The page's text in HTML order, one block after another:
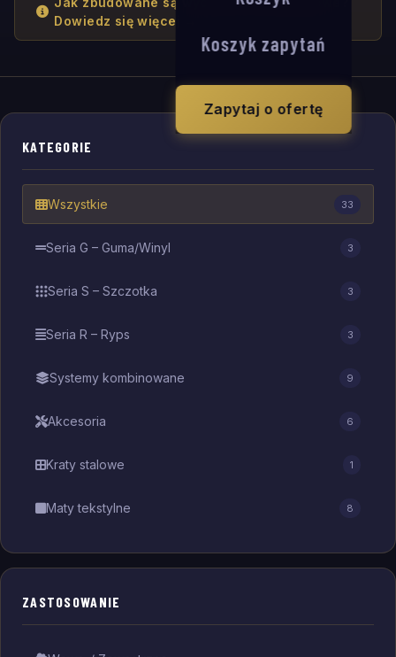
Koszyk zapytań
Zapytaj o ofertę
Dowiedz się więcej →
KATEGORIE
Wszystkie 33
Seria G – Guma/Winyl 3
Seria S – Szczotka 3
Seria R – Ryps 3
Systemy kombinowane 9
Akcesoria 6
Kraty stalowe 1
Maty tekstylne 8
ZASTOSOWANIE